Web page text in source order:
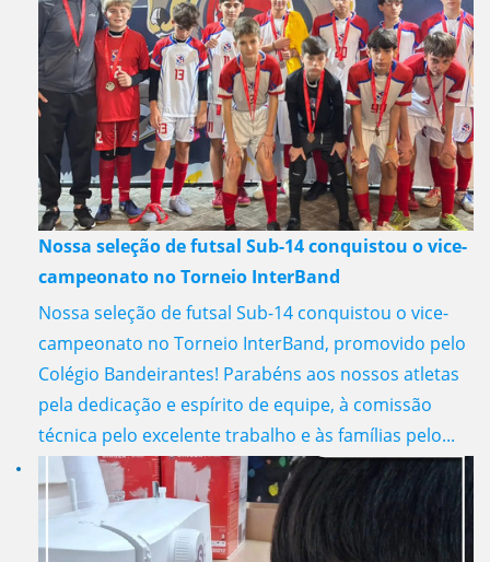
Nossa seleção de futsal Sub-14 conquistou o vice-
campeonato no Torneio InterBand
Nossa seleção de futsal Sub-14 conquistou o vice-
campeonato no Torneio InterBand, promovido pelo
Colégio Bandeirantes! Parabéns aos nossos atletas
pela dedicação e espírito de equipe, à comissão
técnica pelo excelente trabalho e às famílias pelo...